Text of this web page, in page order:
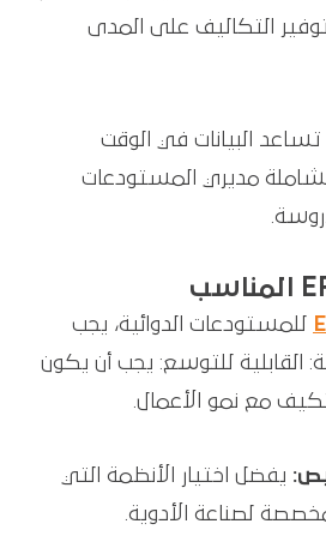
توفير التكاليف على المدى
تساعد البيانات في الوقت
الشاملة مديري المستودعات
للمستودعات الدوائية، يجب
القابلية للتوسع: يجب أن يكون
مع نمو الأعمال.
يفضل اختيار الأنظمة التي
لصناعة الأدوية.